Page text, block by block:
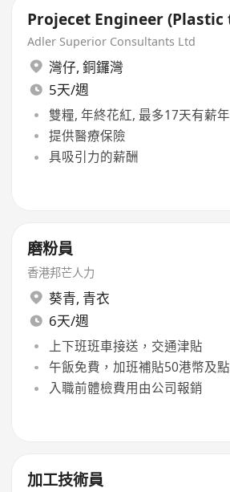
Projecet Engineer (Plastic
Adler Superior Consultants Ltd
灣仔, 銅鑼灣
5天/週
雙糧, 年終花紅, 最多17天有薪
提供醫療保險
具吸引力的薪酬
磨粉員
香港邦芒人力
葵青, 青衣
6天/週
上下班班車接送，交通津貼
午飯免費，加班補貼50港幣及
入職前體檢費用由公司報銷
加工技術員